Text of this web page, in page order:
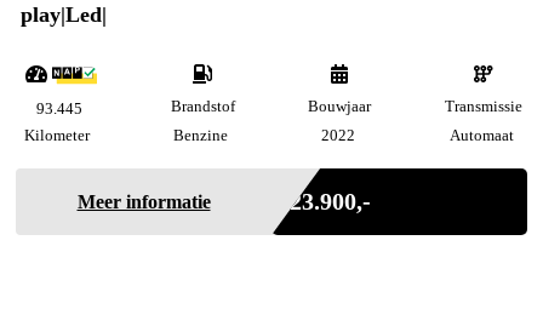
play|Led|
93.445
Kilometer
Brandstof
Benzine
Bouwjaar
2022
Transmissie
Automaat
Meer informatie € 23.900,-